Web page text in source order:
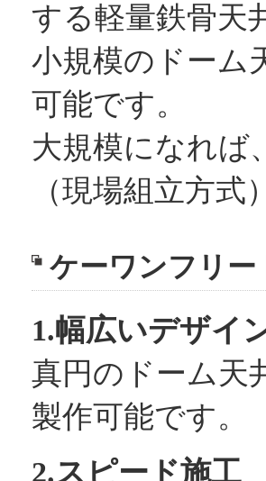
する軽量鉄骨天
小規模のドーム
可能です。
大規模になれば
（現場組立方
ケーワンフリ
1.幅広いデザイ
真円のドーム天
製作可能です。
2.スピード施工